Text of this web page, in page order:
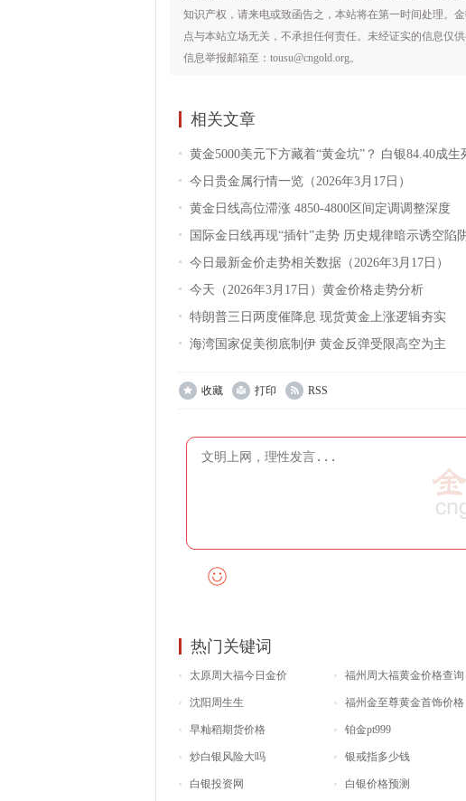
知识产权，请来电或致函告之，本站将在第一时间处理。
点与本站立场无关，不承担任何责任。未经证实的信息仅
信息举报邮箱至：tousu@cngold.org。
相关文章
黄金5000美元下方藏着“黄金坑”？ 白银84.40成生
今日贵金属行情一览（2026年3月17日）
黄金日线高位滞涨 4850-4800区间定调调整深度
国际金日线再现“插针”走势 历史规律暗示诱空陷
今日最新金价走势相关数据（2026年3月17日）
今天（2026年3月17日）黄金价格走势分析
特朗普三日两度催降息 现货黄金上涨逻辑夯实
海湾国家促美彻底制伊 黄金反弹受限高空为主
收藏 打印 RSS
热门关键词
太原周大福今日金价 福州周大福黄金价格查询
沈阳周生生 福州金至尊黄金首饰价格
早籼稻期货价格 铂金pt999
炒白银风险大吗 银戒指多少钱
白银投资网 白银价格预测